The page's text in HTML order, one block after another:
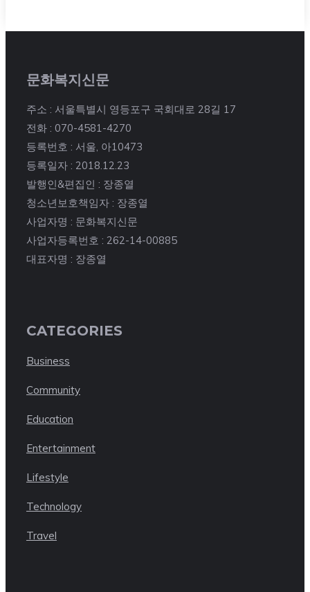
문화복지신문
주소 : 서울특별시 영등포구 국회대로 28길 17
전화 : 070-4581-4270
등록번호 : 서울, 아10473
등록일자 : 2018.12.23
발행인&편집인 : 장종열
청소년보호책임자 : 장종열
사업자명 : 문화복지신문
사업자등록번호 : 262-14-00885
대표자명 : 장종열
CATEGORIES
Business
Community
Education
Entertainment
Lifestyle
Technology
Travel